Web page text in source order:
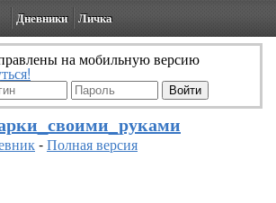
Дневники Личка
на мобильную версию
-Полная версия